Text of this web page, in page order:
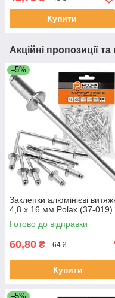
Купити
Акційні пропозиції
–5%
Заклепки алюмінієві
4,8 х 16 мм Polax (37-019)
Готово до відправки
60,80 ₴ 64 ₴
Купити
–5%